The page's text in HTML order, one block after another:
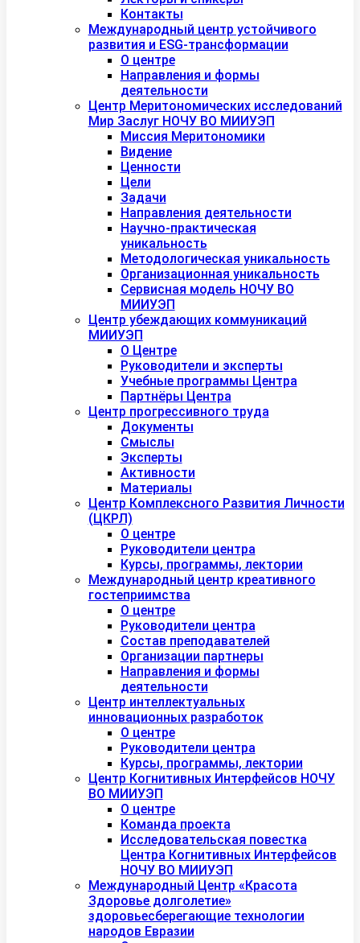
Контакты
Международный центр устойчивого
развития и ESG-трансформации
О центре
Направления и формы
деятельности
Центр Меритономических исследований
Мир Заслуг НОЧУ ВО МИИУЭП
Миссия Меритономики
Видение
Ценности
Цели
Задачи
Направления деятельности
Научно-практическая
уникальность
Методологическая уникальность
Организационная уникальность
Сервисная модель НОЧУ ВО
МИИУЭП
Центр убеждающих коммуникаций
МИИУЭП
О Центре
Руководители и эксперты
Учебные программы Центра
Партнёры Центра
Центр прогрессивного труда
Документы
Смыслы
Эксперты
Активности
Материалы
Центр Комплексного Развития Личности
(ЦКРЛ)
О центре
Руководители центра
Курсы, программы, лектории
Международный центр креативного
гостеприимства
О центре
Руководители центра
Состав преподавателей
Организации партнеры
Направления и формы
деятельности
Центр интеллектуальных
инновационных разработок
О центре
Руководители центра
Курсы, программы, лектории
Центр Когнитивных Интерфейсов НОЧУ
ВО МИИУЭП
О центре
Команда проекта
Исследовательская повестка
Центра Когнитивных Интерфейсов
НОЧУ ВО МИИУЭП
Международный Центр «Красота
Здоровье долголетие»
здоровьесберегающие технологии
народов Евразии